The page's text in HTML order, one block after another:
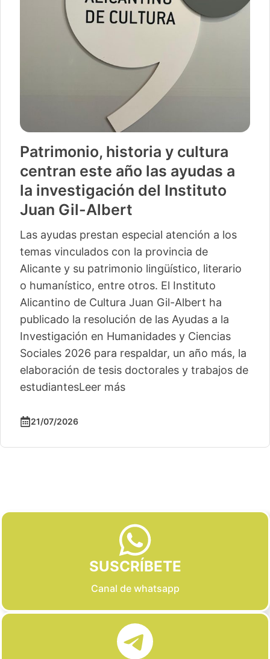
Patrimonio, historia y cultura
centran este año las ayudas a
la investigación del Instituto
Juan Gil-Albert
Las ayudas prestan especial atención a los
temas vinculados con la provincia de
Alicante y su patrimonio lingüístico, literario
o humanístico, entre otros. El Instituto
Alicantino de Cultura Juan Gil-Albert ha
publicado la resolución de las Ayudas a la
Investigación en Humanidades y Ciencias
Sociales 2026 para respaldar, un año más, la
elaboración de tesis doctorales y trabajos de
estudiantesLeer más
21/07/2026
SUSCRÍBETE
Canal de whatsapp